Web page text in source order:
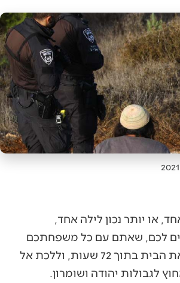
או יותר נכון לילה אחד,
לכם, שאתם עם כל משפחתכם
צריכים לעזוב את הבית בתוך 72 שעות, וללכת אל
לגבולות יהודה ושומרון.